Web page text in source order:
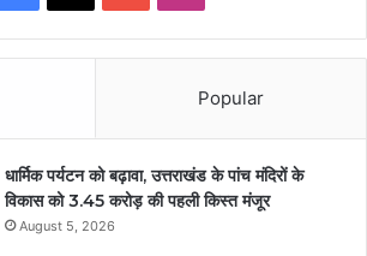
Popular
धार्मिक पर्यटन को बढ़ावा, उत्तराखंड के पांच मंदिरों के
विकास को 3.45 करोड़ की पहली किस्त मंजूर
August 5, 2026